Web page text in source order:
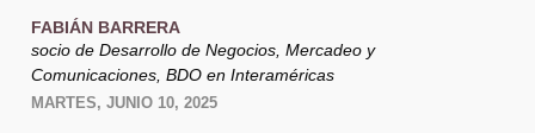
FABIÁN BARRERA
socio de Desarrollo de Negocios, Mercadeo y
Comunicaciones, BDO en Interaméricas
MARTES, JUNIO 10, 2025